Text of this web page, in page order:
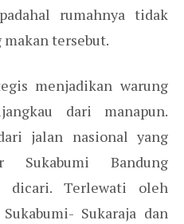
rumahnya tidak
tersebut.
menjadikan warung
dari manapun.
jalan nasional yang
Sukabumi Bandung
dicari. Terlewati oleh
Sukaraja dan